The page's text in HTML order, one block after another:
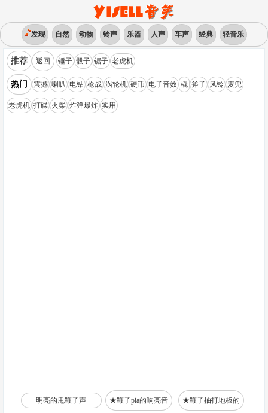
发现 自然 动物 铃声 乐器 人声 车声 经典 轻音乐
推荐 返回 锤子 骰子 锯子 老虎机
热门 震撼 喇叭 电钻 枪战 涡轮机 硬币 电子音效 橇 斧子 风铃 麦兜
老虎机 打碟 火柴 炸弹爆炸 实用
明亮的甩鞭子声 ★鞭子pia的响亮音 ★鞭子抽打地板的